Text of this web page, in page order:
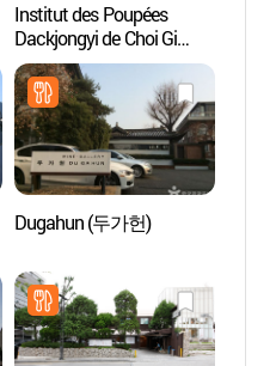
Institut des Poupées
Dackjongyi de Choi Gi
Soon (최기순 닥종이인형
연구소)
Dugahun (두가헌)